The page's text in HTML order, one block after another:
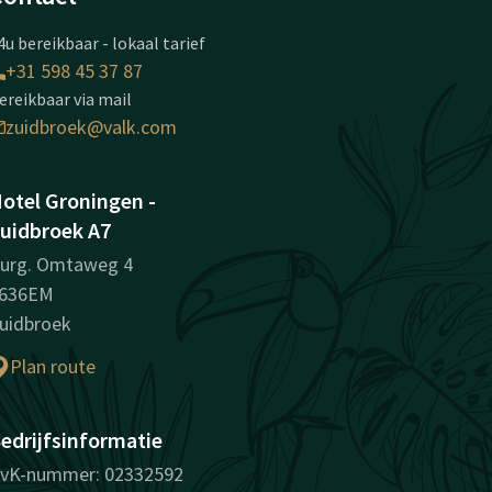
bereikbaar - lokaal tarief
+31 598 45 37 87
via mail
zuidbroek@valk.com
Groningen -
A7
Omtaweg 4
Plan route
nummer: 02332592